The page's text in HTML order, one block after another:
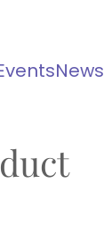
News